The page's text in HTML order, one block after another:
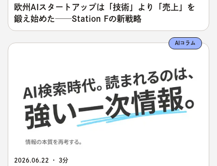
欧州AIスタートアップは「技術」より「売上」を
鍛え始めた──Station Fの新戦略
2026.06.22 ・ 3分
AIコラム